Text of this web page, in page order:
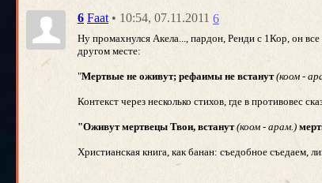
6 Faat • 10:54, 07.11.2011 6
Ну промахнулся Акела..., пардон, Ренди с 1Кор, он
другом месте:
"Мертвые не оживут; рефаимы не встанут (коом -
Контекст через несколько стихов, где в противовес
"Оживут мертвецы Твои, встанут(коом - арам.)
Христианская книга, как банан: съедобное съедаем,